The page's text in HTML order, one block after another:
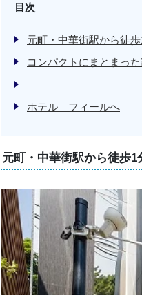
目次
元町・中華街駅から徒
コンパクトにまとまっ
ホテル フィールへ
元町・中華街駅から徒歩